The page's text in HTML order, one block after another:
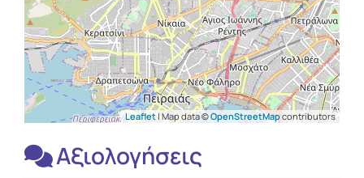
Leaflet | Map data ©OpenStreetMapcontributors
Αξιολογήσεις